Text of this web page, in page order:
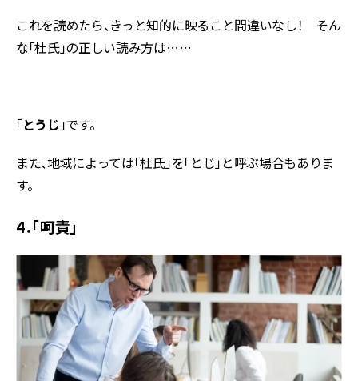
これを読めたら、きっと知的に映ること間違いなし！ そん
な「杜氏」の正しい読み方は……
「とうじ」です。
また、地域によっては「杜氏」を「とじ」と呼ぶ場合もありま
す。
4．「呵責」